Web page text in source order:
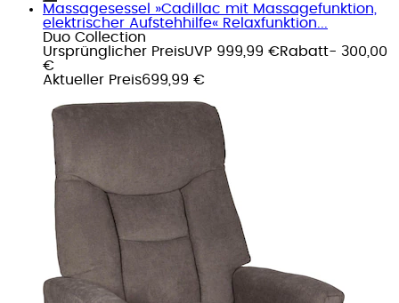
Massagesessel »Cadillac mit Massagefunktion,
elektrischer Aufstehhilfe« Relaxfunktion...
Duo Collection
Ursprünglicher PreisUVP 999,99 €Rabatt- 300,00
€
Aktueller Preis699,99 €